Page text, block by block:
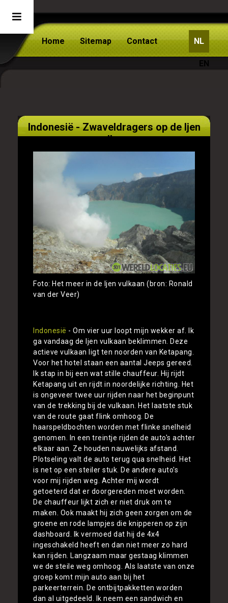
Home Sitemap Contact NL
EN
Indonesië - Zwaveldragers op de Ijen
vulkaan
Foto: Het meer in de Ijen vulkaan (bron: Ronald
van der Veer)
Indonesië - Om vier uur loopt mijn wekker af. Ik
ga vandaag de Ijen vulkaan beklimmen. Deze
actieve vulkaan ligt ten noorden van Ketapang.
Voor het hotel staan een aantal Jeeps gereed.
Ik stap in bij een wat stille chauffeur. Hij rijdt
Ketapang uit en rijdt in noordelijke richting. Het
is ongeveer twee uur rijden naar het beginpunt
van de trekking bij de vulkaan. Het laatste stuk
van de route gaat flink omhoog. De
haarspeldbochten worden met flinke snelheid
genomen. In een treintje rijden de auto's achter
elkaar aan. Ze houden nauwelijks afstand.
Plotseling valt de auto terug qua snelheid. Het
is net op een steiler stuk. De andere auto's
voor mij rijden weg. Achter mij wordt
getoeterd dat er doorgereden moet worden.
De chauffeur lijkt zich er niet druk om te
maken. Ook maakt hij zich geen zorgen om de
groene en rode lampjes die knipperen op zijn
dashboard. Ik vermoed dat hij de 4x4
ingeschakeld heeft en dan niet meer zo hard
kan rijden. Langzaam maar gestaag klimmen
we de steile weg omhoog. Als laatste van onze
groep komt mijn auto aan bij het
parkeerterrein. De ontbijtpakketten worden
dan al uitgedeeld. Ik neem een sandwich en